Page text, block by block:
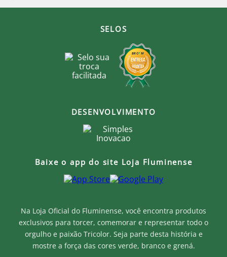
Na Loja Oficial do Fluminense, você encontra produtos
exclusivos para torcer, comemorar e representar todo o
orgulho e paixão Tricolor. Seja parte desta história e
mostre a força das cores verde, branco e grená.
SELOS
DESENVOLVIMENTO
Baixe o app do site Loja Fluminense